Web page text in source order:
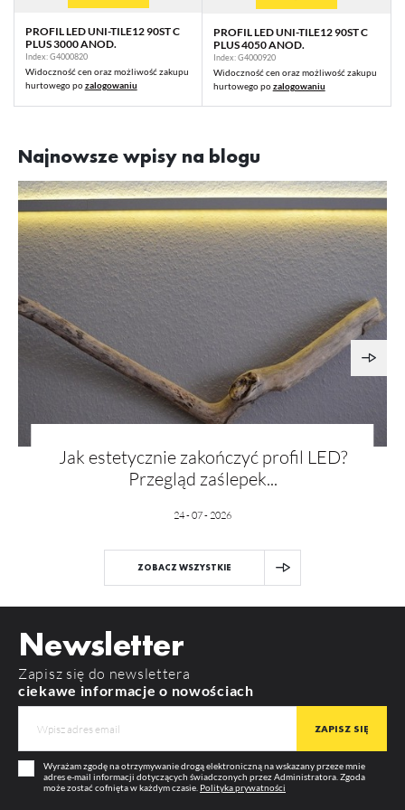
PROFIL LED UNI-TILE12 90ST C
PLUS 3000 ANOD.
Index: G4000820
Widoczność cen oraz możliwość zakupu
hurtowego pozalogowaniu
PROFIL LED UNI-TILE12 90ST C
PLUS 4050 ANOD.
Index: G4000920
Widoczność cen oraz możliwość zakupu
hurtowego pozalogowaniu
Najnowsze wpisy na blogu
Jak estetycznie zakończyć profil LED?
Przegląd zaślepek...
24 - 07 - 2026
ZOBACZ WSZYSTKIE
Newsletter
Zapisz się do newslettera
ciekawe informacje o nowościach
Wyrażam zgodę na otrzymywanie drogą elektroniczną na wskazany przeze mnie
adres e-mail informacji dotyczących świadczonych przez Administratora. Zgoda
może zostać cofnięta w każdym czasie. Polityka prywatności